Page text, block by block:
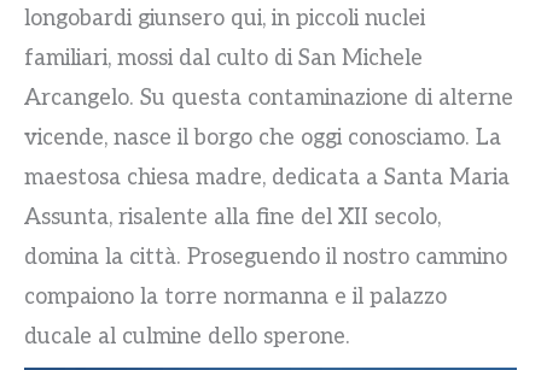
longobardi giunsero qui, in piccoli nuclei
familiari, mossi dal culto di San Michele
Arcangelo. Su questa contaminazione di alterne
vicende, nasce il borgo che oggi conosciamo. La
maestosa chiesa madre, dedicata a Santa Maria
Assunta, risalente alla fine del XII secolo,
domina la città. Proseguendo il nostro cammino
compaiono la torre normanna e il palazzo
ducale al culmine dello sperone.